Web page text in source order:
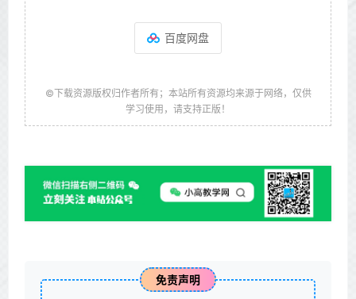
百度网盘
©下载资源版权归作者所有；本站所有资源均来源于网络，仅供
学习使用，请支持正版！
免责声明